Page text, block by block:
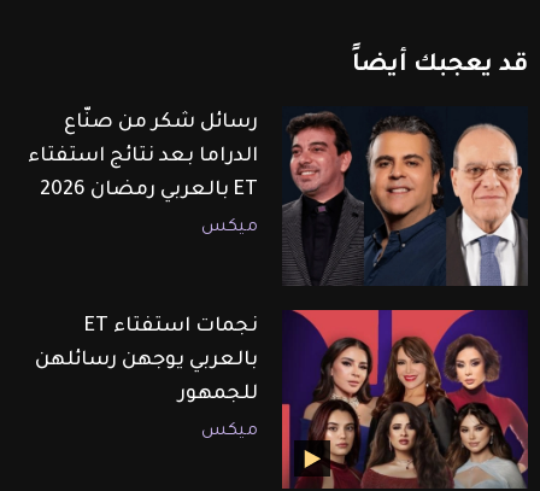
قد يعجبك أيضاً
رسائل شكر من صنّاع
الدراما بعد نتائج استفتاء
ET بالعربي رمضان 2026
ميكس
نجمات استفتاء ET
بالعربي يوجهن رسائلهن
للجمهور
ميكس